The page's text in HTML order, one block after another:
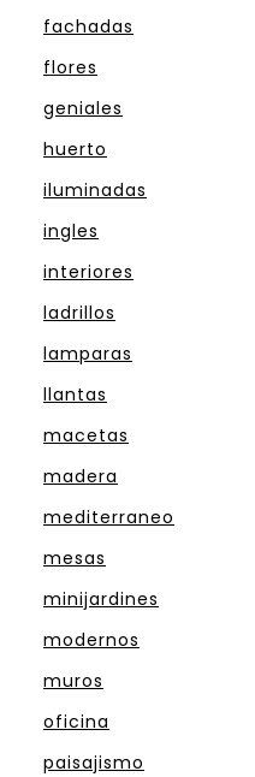
fachadas
flores
geniales
huerto
iluminadas
ingles
interiores
ladrillos
lamparas
llantas
macetas
madera
mediterraneo
mesas
minijardines
modernos
muros
oficina
paisajismo